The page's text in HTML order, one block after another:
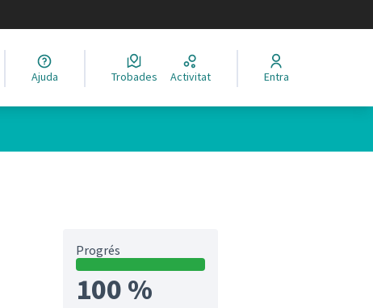
Elegir el idioma
Ajuda Trobades Activitat Entra
Progrés
100 %